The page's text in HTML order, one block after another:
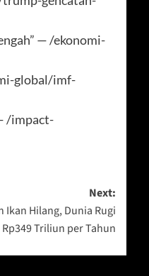
— /ekonomi-
global/imf-
/impact-
Next:
Ikan Hilang, Dunia Rugi
Rp349 Triliun per Tahun